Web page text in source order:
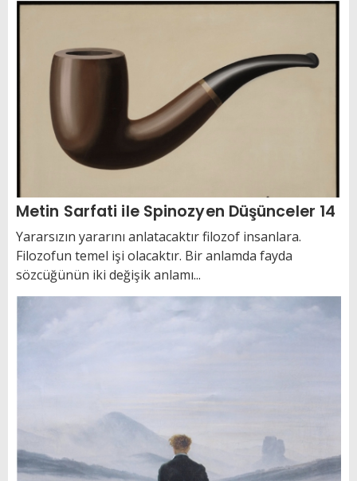
Metin Sarfati ile Spinozyen Düşünceler 14
Yararsızın yararını anlatacaktır filozof insanlara.
Filozofun temel işi olacaktır. Bir anlamda fayda
sözcüğünün iki değişik anlamı...